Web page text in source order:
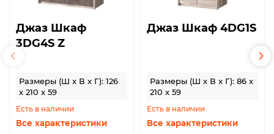
Джаз Шкаф
3DG4S Z
Размеры (Ш x В x Г): 126
x 210 x 59
Есть в наличии
Все характеристики
Джаз Шкаф 4DG1S
Размеры (Ш x В x Г): 86 x
210 x 59
Есть в наличии
Все характеристики